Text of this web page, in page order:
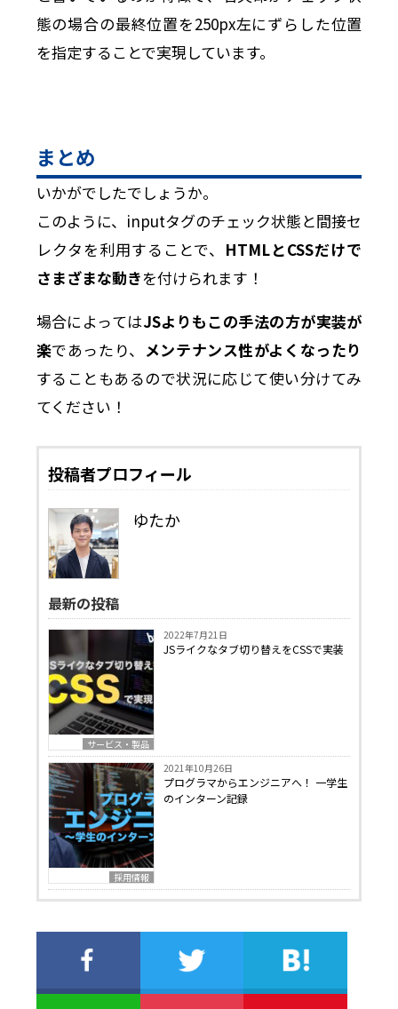
態の場合の最終位置を250px左にずらした位置
を指定することで実現しています。
まとめ
いかがでしたでしょうか。
このように、inputタグのチェック状態と間接セ
レクタを利用することで、 HTMLとCSSだけで
さまざまな動きを付けられます！
場合によってはJSよりもこの手法の方が実装が
楽であったり、 メンテナンス性がよくなったり
することもあるので状況に応じて使い分けてみ
てください！
投稿者プロフィール
ゆたか
最新の投稿
サービス・製品
2022年7月21日
JSライクなタブ切り替えをCSSで実装
採用情報
2021年10月26日
プログラマからエンジニアへ！ 一学生
のインターン記録